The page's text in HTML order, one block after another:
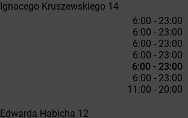
Ignacego Kruszewskiego 14
6:00 - 23:00
6:00 - 23:00
6:00 - 23:00
6:00 - 23:00
6:00 - 23:00
6:00 - 23:00
11:00 - 20:00
Edwarda Habicha 12